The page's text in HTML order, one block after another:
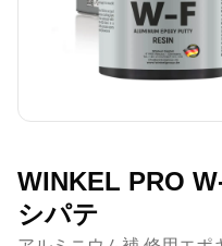
WINKEL PRO
シパテ